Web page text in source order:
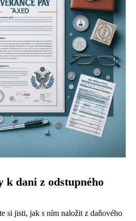
k dani z odstupného
si jisti, jak s ním naložit z daňového